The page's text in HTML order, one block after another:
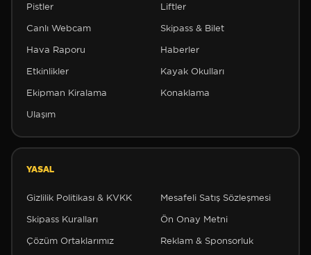
Pistler Liftler
Canlı Webcam Skipass & Bilet
Hava Raporu Haberler
Etkinlikler Kayak Okulları
Ekipman Kiralama Konaklama
Ulaşım
YASAL
Gizlilik Politikası & KVKK Mesafeli Satış Sözleşmesi
Skipass Kuralları Ön Onay Metni
Çözüm Ortaklarımız Reklam & Sponsorluk